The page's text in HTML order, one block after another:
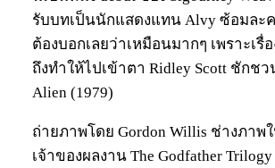
รับบทเป็นนักแสดงแทน Alvy ซ้อมละ
ต้องบอกเลยว่าเหมือนมากๆ เพราะเรื่
ถึงทำให้ไปเข้าตา Ridley Scott ชักช
Alien (1979)
ถ่ายภาพโดย Gordon Willis ช่างภาพ
เจ้าของผลงาน The Godfather